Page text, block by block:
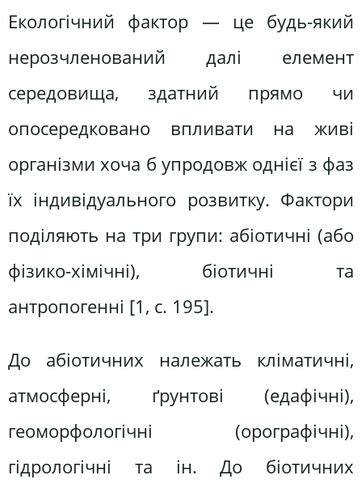
Екологічний фактор — це будь-який
нерозчленований далі елемент
середовища, здатний прямо чи
опосередковано впливати на живі
організми хоча б упродовж однієї з фаз
їх індивідуального розвитку. Фактори
поділяють на три групи: абіотичні (або
фізико-хімічні), біотичні та
антропогенні [1, с. 195].
До абіотичних належать кліматичні,
атмосферні, ґрунтові (едафічні),
геоморфологічні (орографічні),
гідрологічні та ін. До біотичних